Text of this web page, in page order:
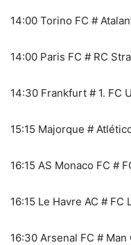
14:00 Torino FC #
14:00 Paris FC # RC
14:30 Frankfurt # 1. FC
15:15 Majorque #
16:15 AS Monaco FC #
16:15 Le Havre AC # FC
16:30 Arsenal FC # Man